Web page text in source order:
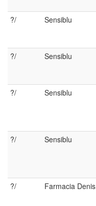
?/ Sensiblu
?/ Sensiblu
?/ Sensiblu
?/ Sensiblu
?/ Farmacia Denis